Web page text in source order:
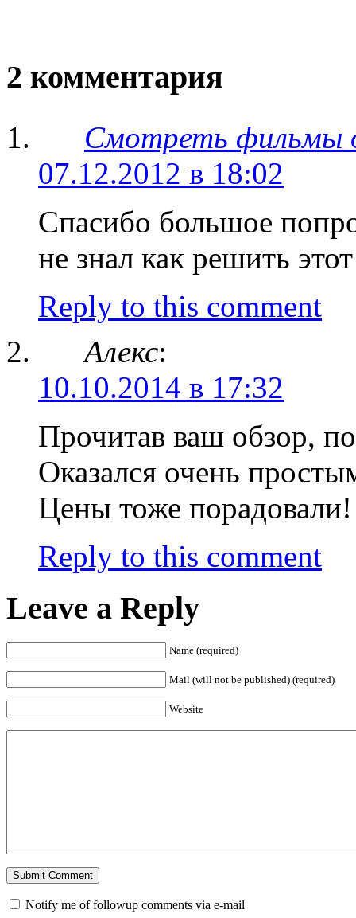
2 комментария
Смотреть фильмы
07.12.2012 в 18:02
Спасибо большое
не знал как решить
Reply to this comment
Алекс:
10.10.2014 в 17:32
Прочитав ваш обзор,
Оказался очень
Цены тоже порадовали!
Reply to this comment
Leave a Reply
Name (required)
Mail (will not be published) (required)
Website
Notify me of followup comments via e-mail